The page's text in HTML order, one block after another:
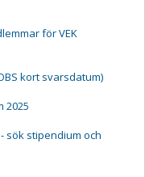
för VEK
kort svarsdatum)
2025
sök stipendium och